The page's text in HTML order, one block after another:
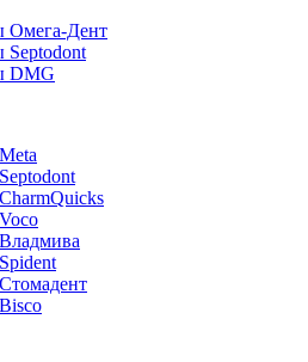
Омега-Дент
Septodont
DMG